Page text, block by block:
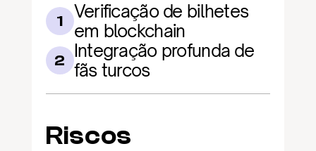
1
Verificação de bilhetes
em blockchain
2 Integração profunda de
fãs turcos
Riscos